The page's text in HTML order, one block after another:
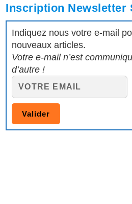
Inscription Newsletter
Indiquez nous votre e-mail
nouveaux articles.
Votre e-mail n’est
d’autre !